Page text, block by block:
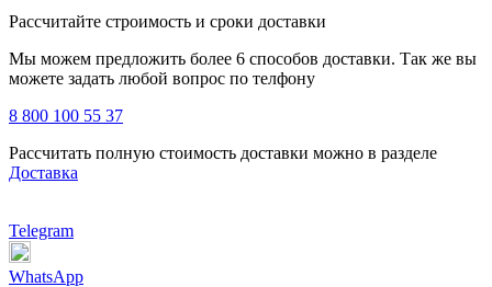
Рассчитайте строимость и сроки доставки
Мы можем предложить более 6 способов доставки. Так же вы
можете задать любой вопрос по телфону
8 800 100 55 37
Рассчитать полную стоимость доставки можно в разделе
Доставка
Telegram
WhatsApp